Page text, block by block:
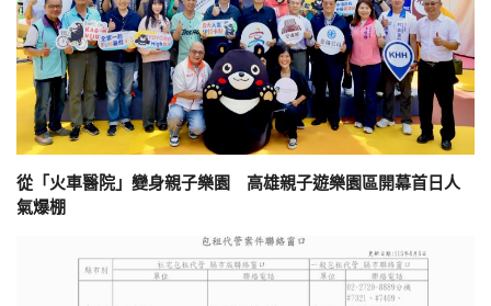
從「火車醫院」變身親子樂園 高雄親子遊樂園區開幕首日人
氣爆棚